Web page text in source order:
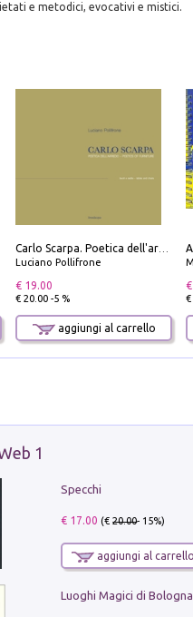
e metodici, evocativi e mistici.
Luciano Pollifrone
€ 19.00
€ 20.00 -5 %
aggiungi al carrello
€
1
Specchi
€ 17.00 (€20.00- 15%)
aggiungi al carrello